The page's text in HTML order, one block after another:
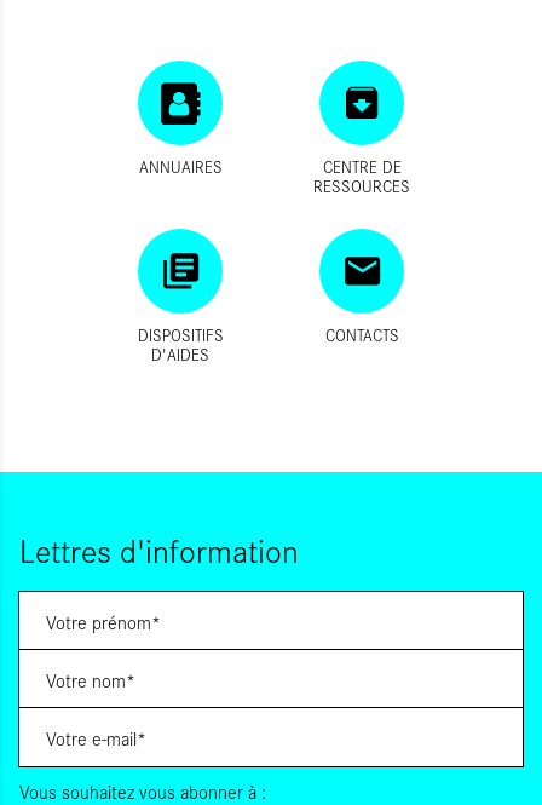
ANNUAIRES
CENTRE DE
RESSOURCES
DISPOSITIFS
D'AIDES
CONTACTS
Lettres d'information
Vous souhaitez vous abonner à :